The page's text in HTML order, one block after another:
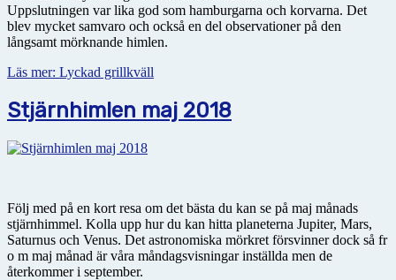
Uppslutningen var lika god som hamburgarna och korvarna. Det
blev mycket samvaro och också en del observationer på den
långsamt mörknande himlen.
Läs mer: Lyckad grillkväll
Stjärnhimlen maj 2018
Följ med på en kort resa om det bästa du kan se på maj månads
stjärnhimmel. Kolla upp hur du kan hitta planeterna Jupiter, Mars,
Saturnus och Venus. Det astronomiska mörkret försvinner dock så fr
o m maj månad är våra måndagsvisningar inställda men de
återkommer i september.